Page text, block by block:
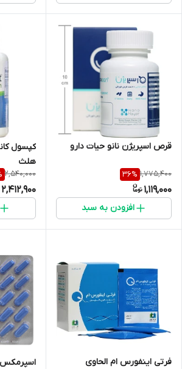
قرص اسپریژن نانو حیات دارو
1,775,400
36%
1,119,000
افزودن به سبد
کپسول
هلث
2,540,000
2,412,900
فرتی اینفورس ام الحاوی اسپرمکس 60 عدد یوروویتال